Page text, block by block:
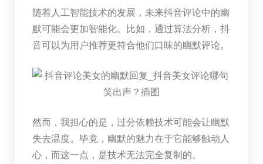
随着人工智能技术的发展，未来抖音评论中的幽
默可能会更加智能化。比如，通过算法分析，抖
音可以为用户推荐更符合他们口味的幽默评论。
然而，我担心的是，过分依赖技术可能会让幽默
失去温度。毕竟，幽默的魅力在于它能够触动人
心，而这一点，是技术无法完全复制的。